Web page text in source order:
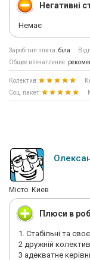
Негативні
Немає
Заробітня плата: біла
Общее впечатление:
Колектив:
Соц. пакет:
Мiсто: Киев
Плюси в
1. Стабільні та
2 дружній колектив
3 адекватне